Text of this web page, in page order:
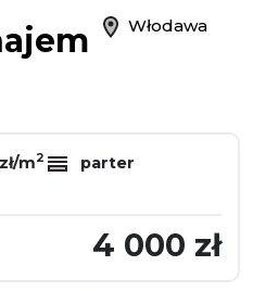
Włodawa
m2
parter
4 000 zł